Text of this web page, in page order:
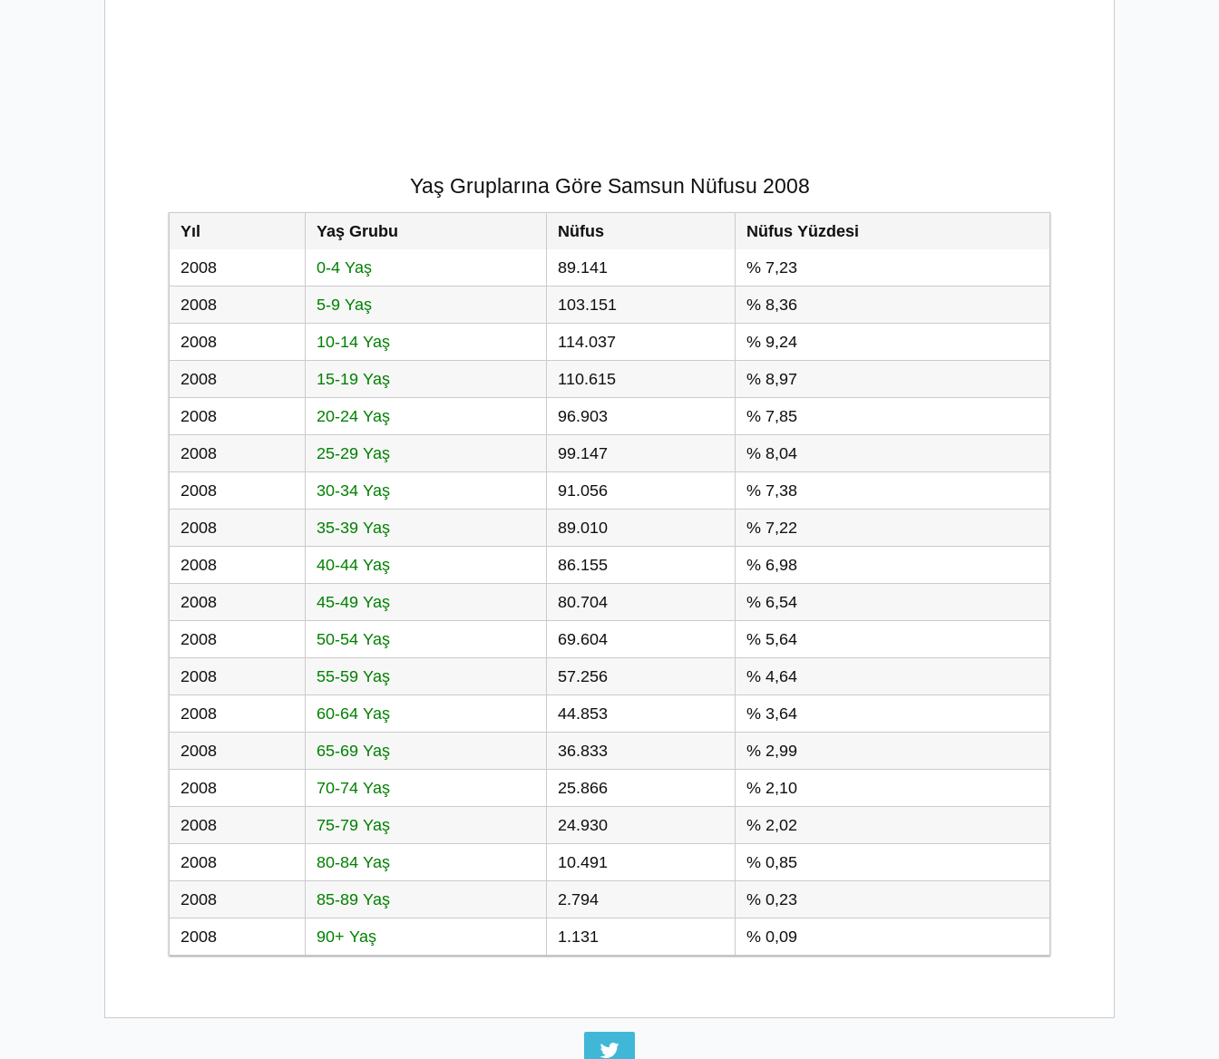
Yaş Gruplarına Göre Samsun Nüfusu 2008
Yıl Yaş Grubu Nüfus
Nüfus Yüzdesi
2008
0-4 Yaş 89.141 % 7,23
2008 5-9 Yaş 103.151 % 8,36
2008 10-14 Yaş 114.037 % 9,24
2008 15-19 Yaş 110.615 % 8,97
2008 20-24 Yaş 96.903 % 7,85
2008 25-29 Yaş 99.147 % 8,04
2008 30-34 Yaş 91.056 % 7,38
2008 35-39 Yaş 89.010 % 7,22
2008 40-44 Yaş 86.155 % 6,98
2008 45-49 Yaş 80.704 % 6,54
2008 50-54 Yaş 69.604 % 5,64
2008 55-59 Yaş 57.256 % 4,64
2008 60-64 Yaş 44.853 % 3,64
2008 65-69 Yaş 36.833 % 2,99
2008 70-74 Yaş 25.866 % 2,10
2008 75-79 Yaş 24.930 % 2,02
2008 80-84 Yaş 10.491 % 0,85
2008 85-89 Yaş 2.794 % 0,23
2008 90+ Yaş 1.131 % 0,09